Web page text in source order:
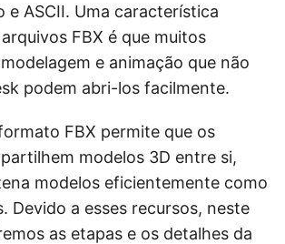
e ASCII. Uma característica
FBX é que muitos
e animação que não
podem abri-los facilmente.
FBX permite que os
modelos 3D entre si,
modelos eficientemente como
Devido a esses recursos, neste
as etapas e os detalhes da